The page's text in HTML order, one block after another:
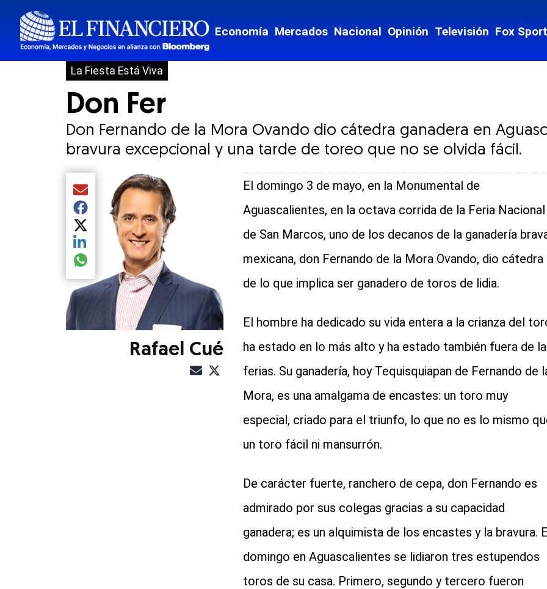
Economía Mercados Nacional Opinión Televisión Fox
La Fiesta Está Viva
Don Fer
Don Fernando de la Mora Ovando dio cátedra ganadera en
bravura excepcional y una tarde de toreo que no se olvida fácil.
Compartir el artículo actual mediante Email
Compartir el artículo actual mediante Facebook
Compartir el artículo actual mediante Twitter
Compartir el artículo actual mediante LinkedIn
Compartir el artículo actual mediante global.social-whatsapp
Rafael Cué
El domingo 3 de mayo, en la Monumental de
Aguascalientes, en la octava corrida de la Feria Nacional
de San Marcos, uno de los decanos de la ganadería
mexicana, don Fernando de la Mora Ovando, dio cátedra
de lo que implica ser ganadero de toros de lidia.
El hombre ha dedicado su vida entera a la crianza del
ha estado en lo más alto y ha estado también fuera de
ferias. Su ganadería, hoy Tequisquiapan de Fernando de
Mora, es una amalgama de encastes: un toro muy
especial, criado para el triunfo, lo que no es lo mismo
un toro fácil ni mansurrón.
De carácter fuerte, ranchero de cepa, don Fernando es
admirado por sus colegas gracias a su capacidad
ganadera; es un alquimista de los encastes y la bravura.
domingo en Aguascalientes se lidiaron tres estupendos
toros de su casa. Primero, segundo y tercero fueron